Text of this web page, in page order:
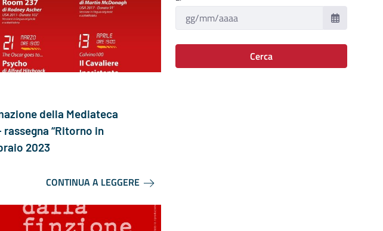
della Mediateca
“Ritorno in
2023
CONTINUA A LEGGERE
Cerca